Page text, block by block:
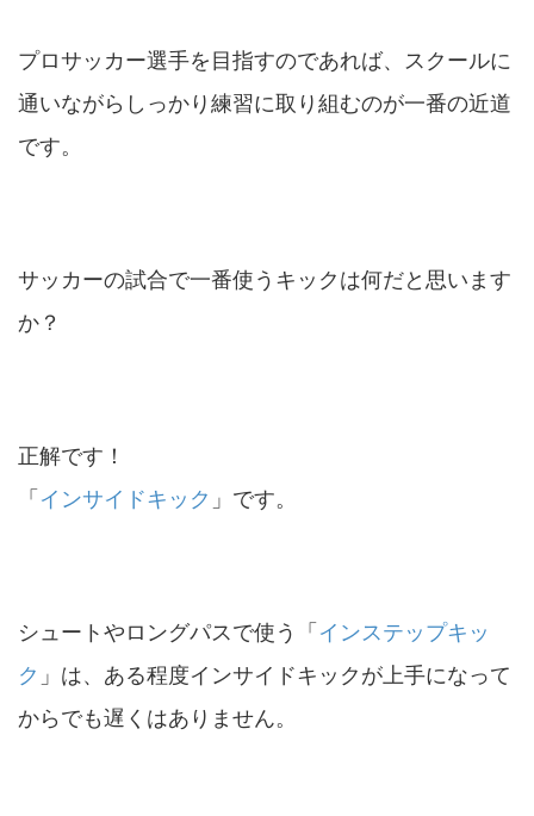
プロサッカー選手を目指すのであれば、スクールに
通いながらしっかり練習に取り組むのが一番の近道
です。
サッカーの試合で一番使うキックは何だと思います
か？
正解です！
「 インサイドキック 」です。
シュートやロングパスで使う「 インステップキッ
ク 」は、ある程度インサイドキックが上手になって
からでも遅くはありません。